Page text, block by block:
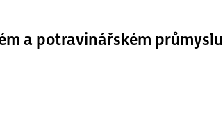
a potravinářském průmyslu